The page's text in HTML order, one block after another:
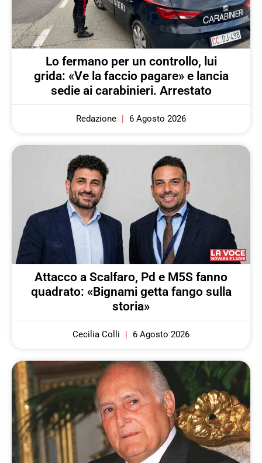
Lo fermano per un controllo, lui
grida: «Ve la faccio pagare» e lancia
sedie ai carabinieri. Arrestato
Redazione 6 Agosto 2026
Attacco a Scalfaro, Pd e M5S fanno
quadrato: «Bignami getta fango sulla
storia»
Cecilia Colli 6 Agosto 2026